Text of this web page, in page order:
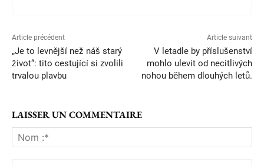
Article précédent
„Je to levnější než náš starý
život“: tito cestující si zvolili
trvalou plavbu
Article suivant
V letadle by příslušenství
mohlo ulevit od necitlivých
nohou během dlouhých letů.
LAISSER UN COMMENTAIRE
:*